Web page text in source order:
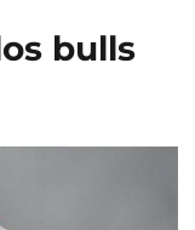
bulls